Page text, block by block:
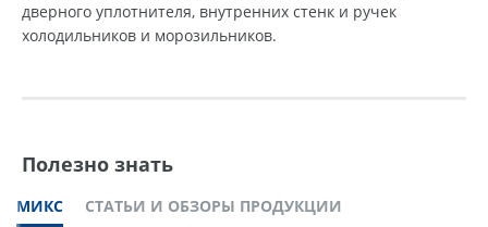
дверного уплотнителя, внутренних стенк и ручек
холодильников и морозильников.
Полезно знать
МИКС СТАТЬИ И ОБЗОРЫ ПРОДУКЦИИ